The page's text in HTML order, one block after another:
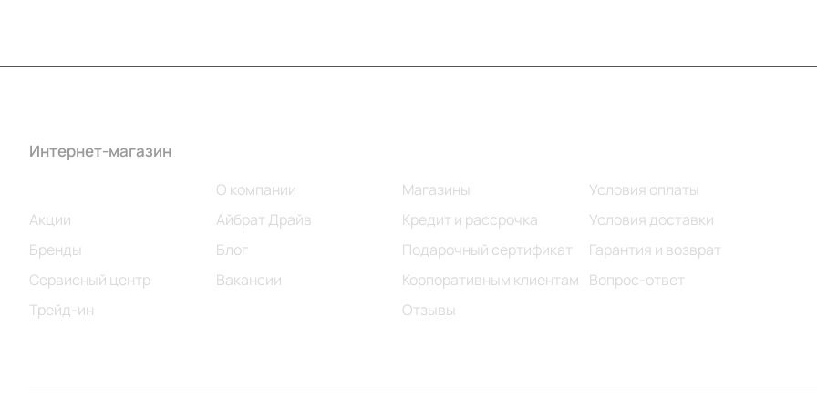
Интернет-магазин
Акции
Бренды
Сервисный центр
Трейд-ин
О компании
Айбрат Драйв
Блог
Вакансии
Магазины
Кредит и рассрочка
Подарочный сертификат
Корпоративным клиентам
Отзывы
Условия оплаты
Условия доставки
Гарантия и возврат
Вопрос-ответ